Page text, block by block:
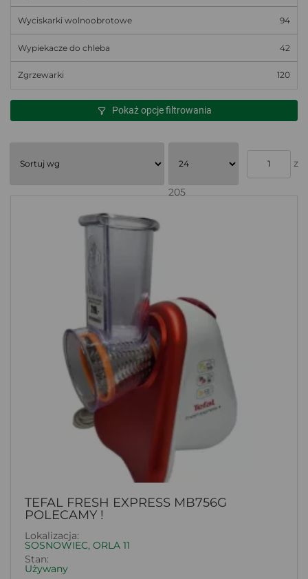
Wyciskarki wolnoobrotowe 94
Wypiekacze do chleba 42
Zgrzewarki 120
Pokaż opcje filtrowania
205
TEFAL FRESH EXPRESS MB756G
POLECAMY !
Lokalizacja:
SOSNOWIEC, ORLA 11
Stan:
Używany